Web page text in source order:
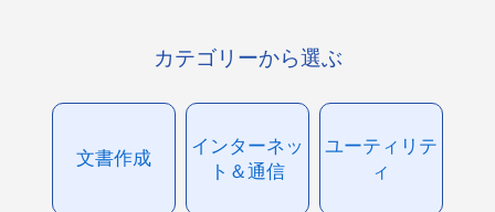
カテゴリーから選ぶ
文書作成
インターネッ
ト＆通信
ユーティリテ
ィ